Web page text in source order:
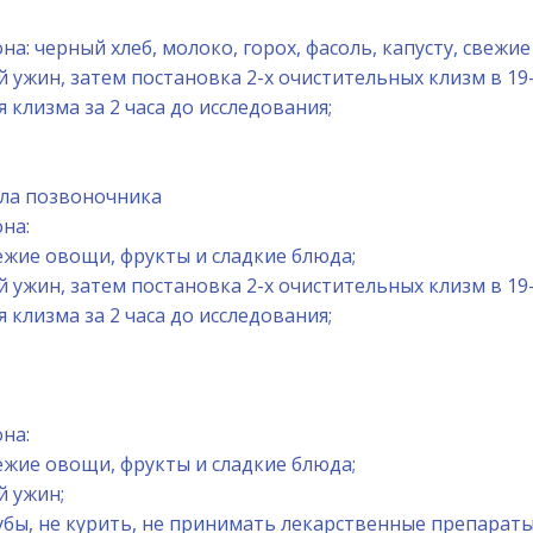
черный хлеб, молоко, горох, фасоль, капусту,
ужин, затем постановка 2-х очистительных клизм в
за 2 часа до исследования;
позвоночника
овощи, фрукты и сладкие блюда;
ужин, затем постановка 2-х очистительных клизм в
за 2 часа до исследования;
овощи, фрукты и сладкие блюда;
ужин;
не курить, не принимать лекарственные